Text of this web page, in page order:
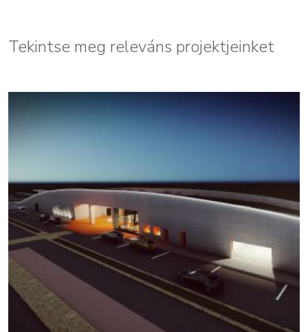
Tekintse meg releváns projektjeinket